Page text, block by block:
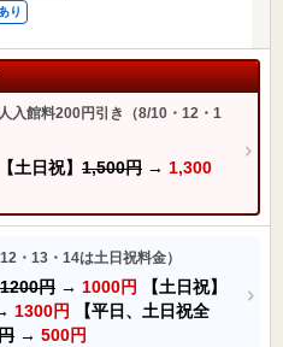
り
入館料200円引き（8/10・12・1
【土日祝】 1,500円 → 1,300
・13・14は土日祝料金）
1200円 → 1000円
【土日祝】
1300円
【平日、土日祝全
→ 500円